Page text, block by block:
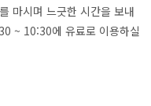
마시며 느긋한 시간을 보내
~ 10:30에 유료로 이용하실